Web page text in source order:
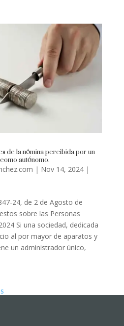
de la nómina percibida por un
autónomo.
| Nov 14, 2024|
24, de 2 de Agosto de
sobre las Personas
Si una sociedad, dedicada
al por mayor de aparatos y
un administrador único,